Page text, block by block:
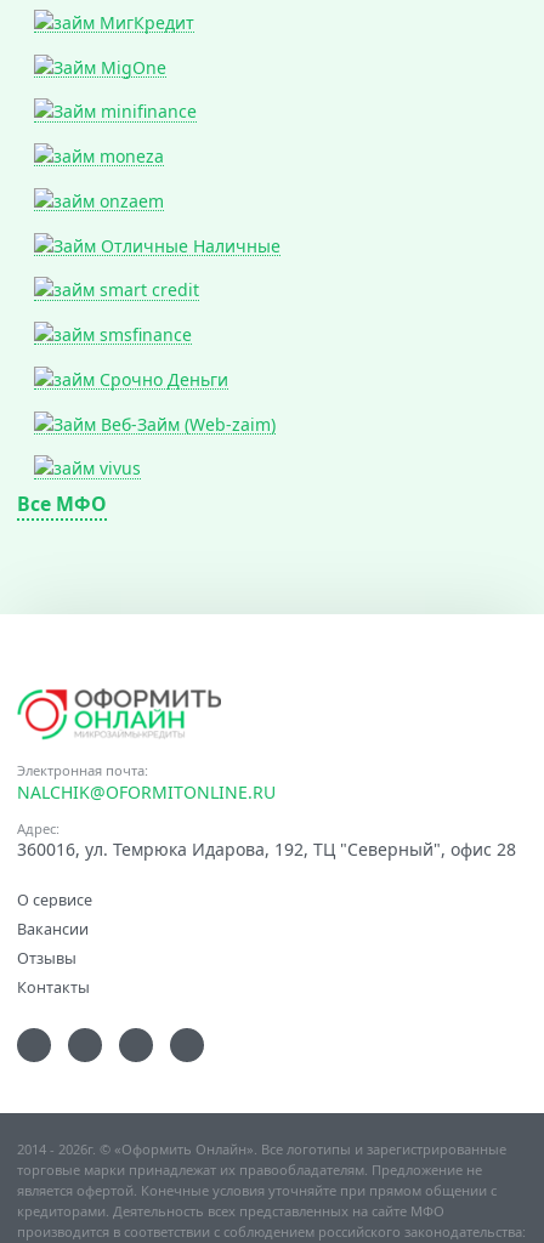
Все МФО
Электронная почта:
NALCHIK@OFORMITONLINE.RU
Адрес:
360016, ул. Темрюка Идарова, 192, ТЦ "Северный", офис 28
О сервисе
Вакансии
Отзывы
Контакты
2014 - 2026г. © «Оформить Онлайн». Все логотипы и зарегистрированные
торговые марки принадлежат их правообладателям. Предложение не
является офертой. Конечные условия уточняйте при прямом общении с
кредиторами. Деятельность всех представленных на сайте МФО
производится в соответствии с соблюдением российского законодательства: